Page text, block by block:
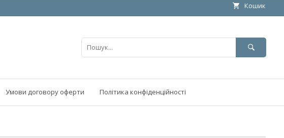
Кошик
Умови договору оферти Політика конфіденційності